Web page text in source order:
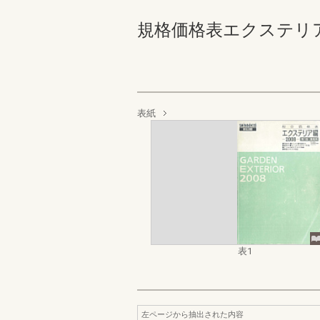
規格価格表エクステリ
表紙
表1
左ページから抽出された内容